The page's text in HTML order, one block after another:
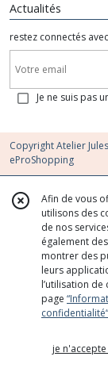
Actualités
restez connectés
Je ne suis pas
Copyright Atelier
eProShopping
Afin de vous
utilisons des
de nos
également
montrer des
leurs
l’utilisation
page
confidentialité“
je